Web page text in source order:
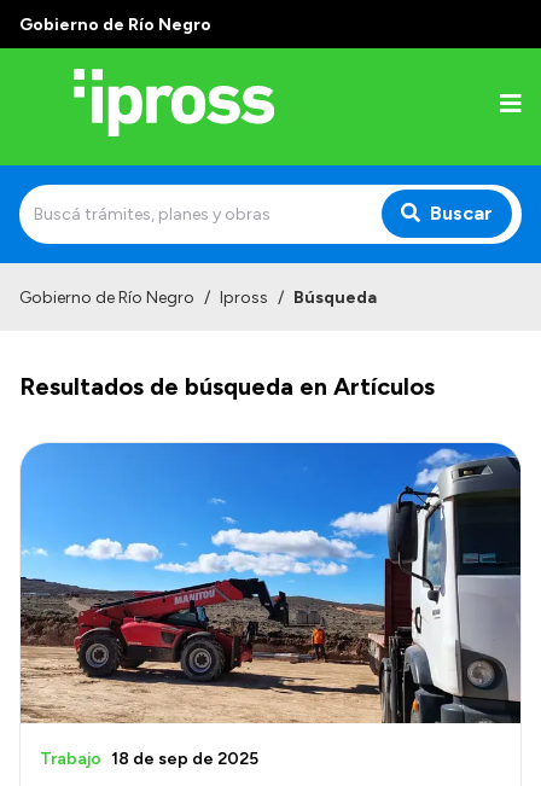
Gobierno de Río Negro
Buscar
¿Qué es IPROSS?
Autoridades
Consultorios Propios
Presentación CV
Transparencia
Inversión en Salud
Licitaciones
Gobierno de Río Negro / Ipross / Búsqueda
Resultados de búsqueda en Artículos
Trabajo 18 de sep de 2025